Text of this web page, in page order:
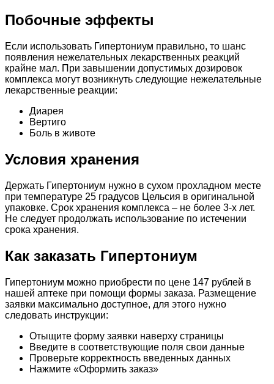
Побочные эффекты
Если использовать Гипертониум правильно, то шанс
появления нежелательных лекарственных реакций
крайне мал. При завышении допустимых дозировок
комплекса могут возникнуть следующие нежелательные
лекарственные реакции:
Диарея
Вертиго
Боль в животе
Условия хранения
Держать Гипертониум нужно в сухом прохладном месте
при температуре 25 градусов Цельсия в оригинальной
упаковке. Срок хранения комплекса – не более 3-х лет.
Не следует продолжать использование по истечении
срока хранения.
Как заказать Гипертониум
Гипертониум можно приобрести по цене 147 рублей в
нашей аптеке при помощи формы заказа. Размещение
заявки максимально доступное, для этого нужно
следовать инструкции:
Отыщите форму заявки наверху страницы
Введите в соответствующие поля свои данные
Проверьте корректность введенных данных
Нажмите «Оформить заказ»